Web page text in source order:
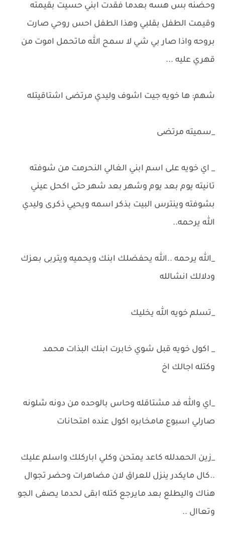
وحضنه بس هسه بعدما فقدت ابني حسيت بقيمته
وقيمت الطفل بقلبي وهذا الطفل احس روحي صارت
بروحه واذا صار بي شي لا سمح الله ماتحمل اموت من
قهري عليه ...
شهم: ها خويه جيت اشوف وليدي مرتضى اشتاقيتله
_سميته مرتضى
_ اي خويه على اسم ابني الغالي النحرمت من شوفته
تانيته يوم بعد يوم وشهر بعد شهر حتى اكحل عيني
بشوفته وينترس البيت بذكر اسمه ويحيي ذكرى وليدي
الله يرحمه..
_الله يرحمه ..الله يحفضلك ابنك ويحميه ويتربى بعزك
ودلالك انشالله
_تسلم خويه الله يخليك
_ اكول خويه قبل شوي خابرت ابنك البذات محمد
وكتله اجالك اخ
_اي والله فد مشتاقله وحاس بالوحده من دونه شلونه
صارلي اسبوع مامخابره اكول عنده امتحانات
_زين الحمدلله كاعد يمتحن وكلي اباركلك واسلم عليك
..كال مايكدر ينزل للعراق لان مضاهرات وحضر تجوال
هناك واليطلع بعد مايرجع كتله ابقى لحدما يصفى الجو
وتعاال ..